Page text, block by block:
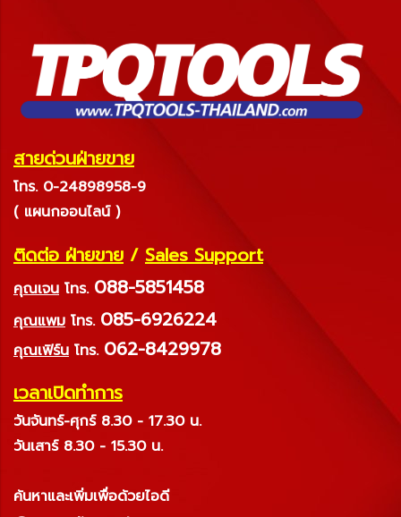
สายด่วนฝ่ายขาย
โทร. 0-24898958-9
( แผนกออนไลน์ )
ติดต่อ ฝ่ายขาย / Sales Support
คุณเจน โทร. 088-5851458
คุณแพม โทร. 085-6926224
คุณเฟิร์น โทร. 062-8429978
เวลาเปิดทำการ
วันจันทร์-ศุกร์ 8.30 - 17.30 น.
วันเสาร์ 8.30 - 15.30 น.
ค้นหาและเพิ่มเพื่อด้วยไอดี